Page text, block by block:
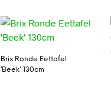
Brix Ronde Eettafel
‘Beek’ 130cm